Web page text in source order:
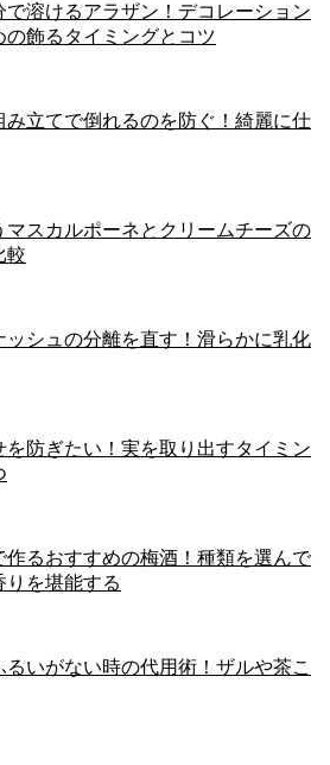
で溶けるアラザン！デコレーション
の飾るタイミングとコツ
み立てで倒れるのを防ぐ！綺麗に仕
マスカルポーネとクリームチーズの
較
ッシュの分離を直す！滑らかに乳化
を防ぎたい！実を取り出すタイミン
作るおすすめの梅酒！種類を選んで
りを堪能する
いがない時の代用術！ザルや茶こ